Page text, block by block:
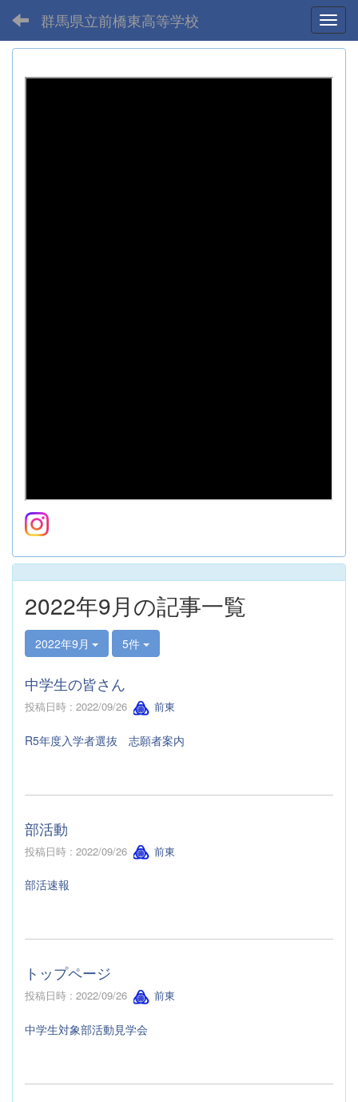
群馬県立前橋東高等学校
2022年9月の記事一覧
2022年9月 5件
中学生の皆さん
投稿日時 : 2022/09/26 前東
R5年度入学者選抜 志願者案内
部活動
投稿日時 : 2022/09/26 前東
部活速報
トップページ
投稿日時 : 2022/09/26 前東
中学生対象部活動見学会